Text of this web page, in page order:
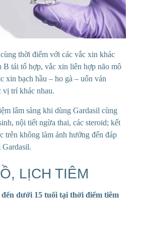
thời điểm với các vắc xin khác
B tái tổ hợp, vắc xin liên hợp não mô
xin bạch hầu – ho gà – uốn ván
vị trí khác nhau.
lâm sàng khi dùng Gardasil cùng
nội tiết ngừa thai, các steroid; kết
trên không làm ảnh hưởng đến đáp
Gardasil.
LỊCH TIÊM
dưới 15 tuổi tại thời điểm tiêm